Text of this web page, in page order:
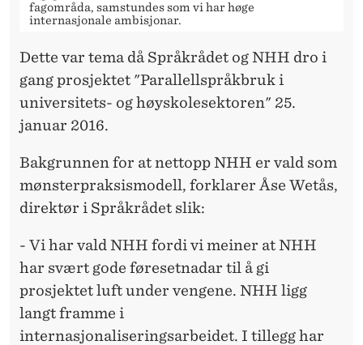
fagområda, samstundes som vi har høge
internasjonale ambisjonar.
Dette var tema då Språkrådet og NHH dro i
gang prosjektet "Parallellspråkbruk i
universitets- og høyskolesektoren" 25.
januar 2016.
Bakgrunnen for at nettopp NHH er vald som
mønsterpraksismodell, forklarer Åse Wetås,
direktør i Språkrådet slik:
- Vi har vald NHH fordi vi meiner at NHH
har svært gode føresetnadar til å gi
prosjektet luft under vengene. NHH ligg
langt framme i
internasjonaliseringsarbeidet. I tillegg har